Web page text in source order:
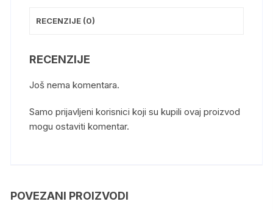
RECENZIJE (0)
RECENZIJE
Još nema komentara.
Samo prijavljeni korisnici koji su kupili ovaj proizvod
mogu ostaviti komentar.
POVEZANI PROIZVODI